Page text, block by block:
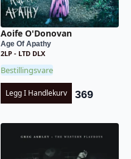
Aoife O'Donovan
Age Of Apathy
2LP - LTD DLX
Bestillingsvare
Legg I Handlekurv 369